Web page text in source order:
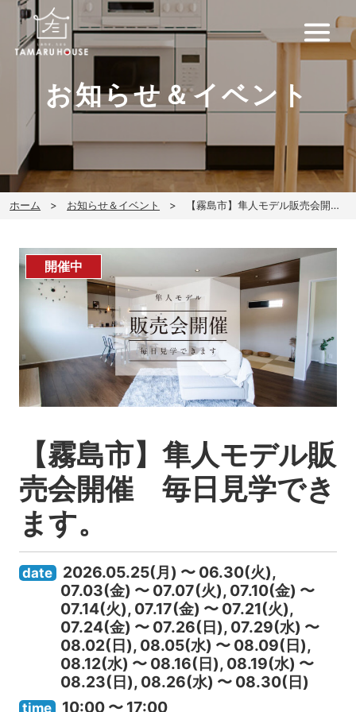
お知らせ＆イベント
ホーム お知らせ＆イベント 【霧島市】隼人モデル販売会開催 毎日見学できます。
開催中
【霧島市】隼人モデル販
売会開催 毎日見学でき
ます。
date
2026.05.25(月) 〜 06.30(火),
07.03(金) 〜 07.07(火), 07.10(金) 〜
07.14(火), 07.17(金) 〜 07.21(火),
07.24(金) 〜 07.26(日), 07.29(水) 〜
08.02(日), 08.05(水) 〜 08.09(日),
08.12(水) 〜 08.16(日), 08.19(水) 〜
08.23(日), 08.26(水) 〜 08.30(日)
time 10:00 〜 17:00